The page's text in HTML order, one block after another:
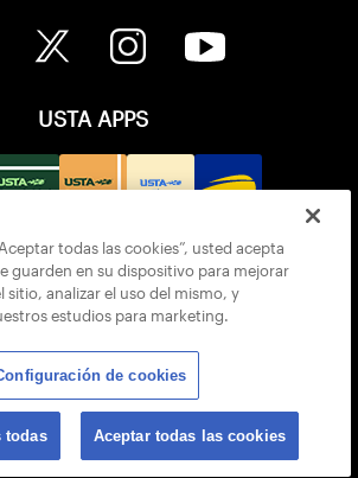
USTA APPS
ALL RIGHTS RESERVED
todas las cookies”, usted acepta
guarden en su dispositivo para mejorar
sitio, analizar el uso del mismo, y
estudios para marketing.
de cookies
todas Aceptar todas las cookies